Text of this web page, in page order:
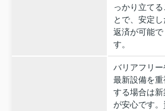
っかり立てる
とで、安定し
返済が可能で
す。
バリアフリー
最新設備を重
する場合は新
が安心です。